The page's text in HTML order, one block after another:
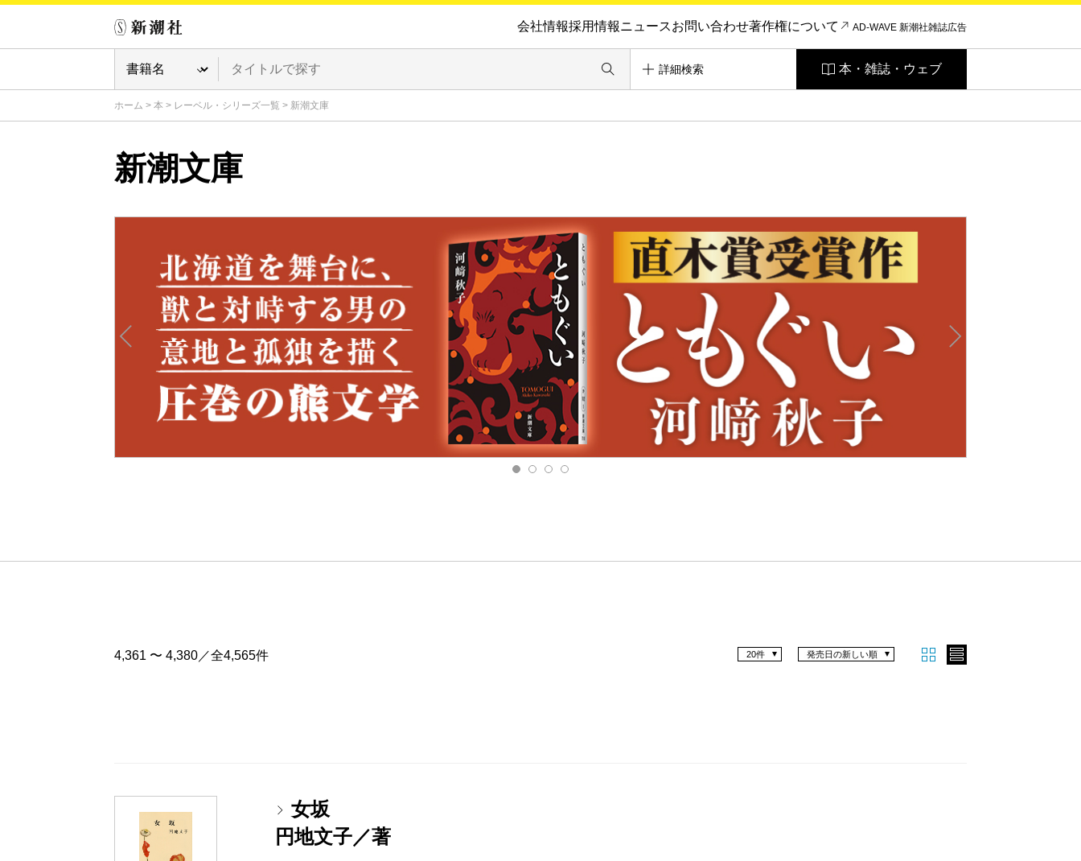
会社情報採用情報ニュースお問い合わせ著作権について AD-WAVE 新潮社雑誌広告
詳細検索 本・雑誌・ウェブ
ホーム > 本 > レーベル・シリーズ一覧 > 新潮文庫
新潮文庫
4,361 〜 4,380／全4,565件 発売日の新しい順
20件
女坂
円地文子／著